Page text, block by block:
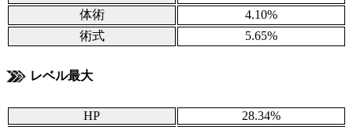
体術
4.10%
術式
5.65%
レベル最大
HP
28.34%